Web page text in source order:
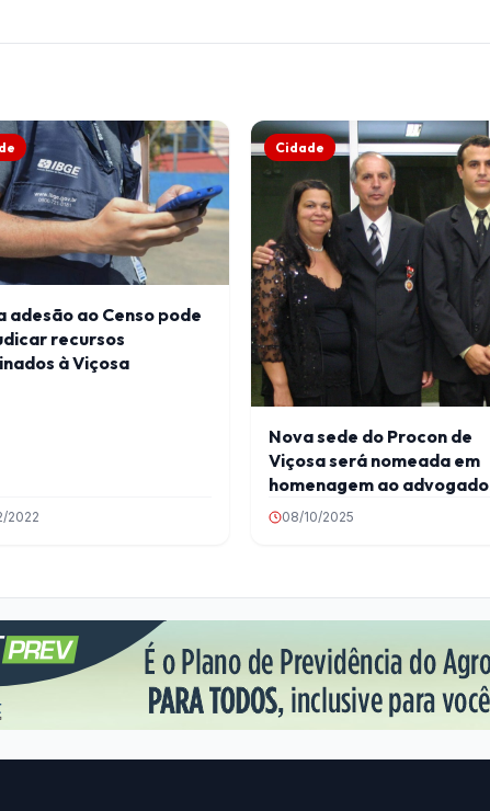
adesão ao Censo pode
recursos
à Viçosa
2022
Cidade
Nova sede do Procon de
Viçosa será nomeada em
homenagem ao advogado
Vicente César Sant’Anna
08/10/2025